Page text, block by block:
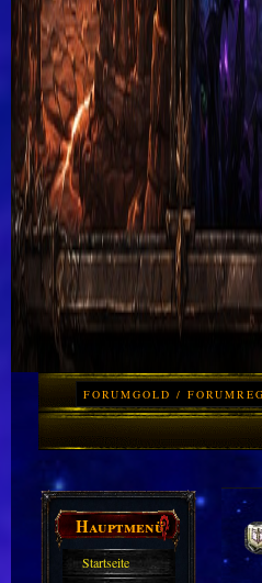
FORUMGOLD /
Hauptmenü
Startseite